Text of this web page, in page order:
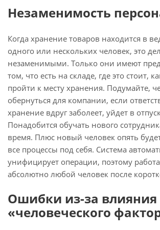
Незаменимость
Когда хранение товаров находится в
одного или нескольких человек, это
незаменимыми. Только они имеют
том, что есть на складе, где это стоит,
пройти к месту хранения. Подумайте,
обернуться для компании, если
хранение вдруг заболеет, уйдет в
Понадобится обучать нового
время. Плюс новый человек опять
все процессы под себя. Система
унифицирует операции, поэтому
абсолютно любой человек после
Ошибки из-за влияния
«человеческого